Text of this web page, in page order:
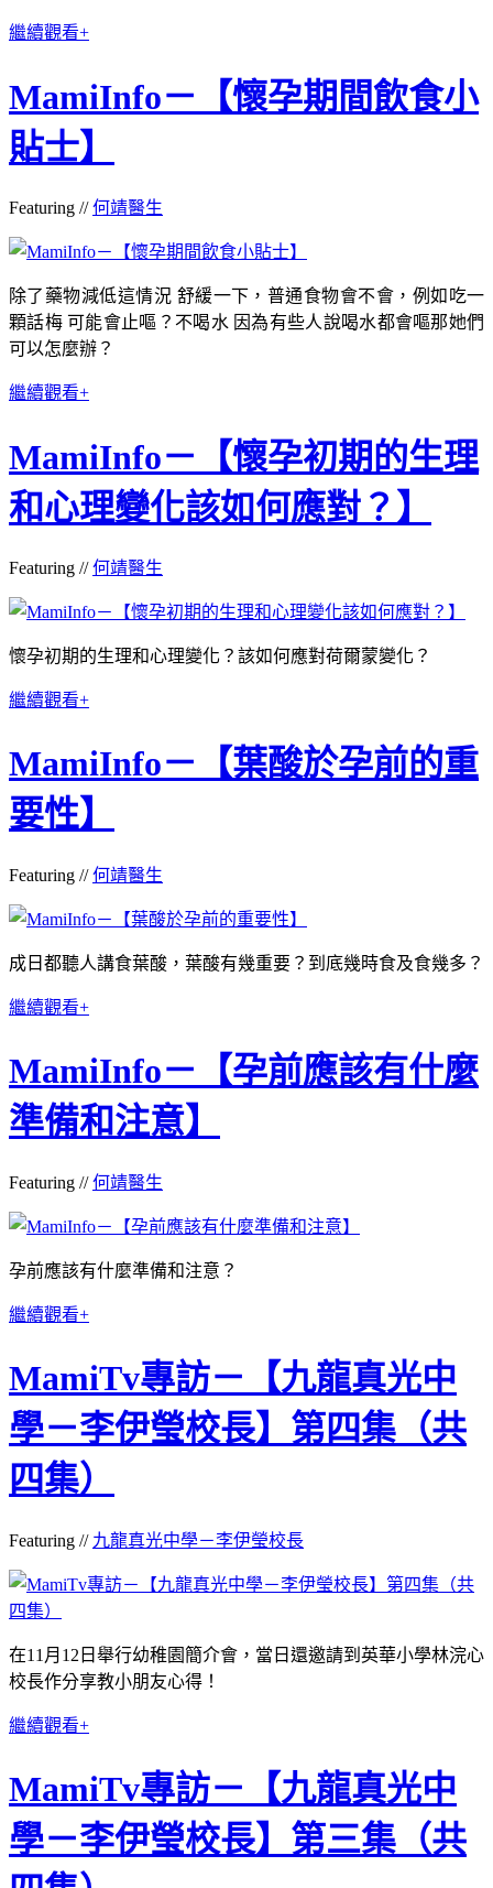
繼續觀看+
MamiInfo－【懷孕期間飲食小
貼士】
Featuring //何靖醫生
除了藥物減低這情況 舒緩一下，普通食物會不會，例如吃一
顆話梅 可能會止嘔？不喝水 因為有些人說喝水都會嘔那她們
可以怎麼辦？
繼續觀看+
MamiInfo－【懷孕初期的生理
和心理變化該如何應對？】
Featuring //何靖醫生
懷孕初期的生理和心理變化？該如何應對荷爾蒙變化？
繼續觀看+
MamiInfo－【葉酸於孕前的重
要性】
Featuring //何靖醫生
成日都聽人講食葉酸，葉酸有幾重要？到底幾時食及食幾多？
繼續觀看+
MamiInfo－【孕前應該有什麼
準備和注意】
Featuring //何靖醫生
孕前應該有什麼準備和注意？
繼續觀看+
MamiTv專訪－【九龍真光中
學－李伊瑩校長】第四集（共
四集）
Featuring // 九龍真光中學－李伊瑩校長
在11月12日舉行幼稚園簡介會， 當日還邀請到 英華小學林浣心
校長作分享教小朋友心得！
繼續觀看+
MamiTv專訪－【九龍真光中
學－李伊瑩校長】第三集（共